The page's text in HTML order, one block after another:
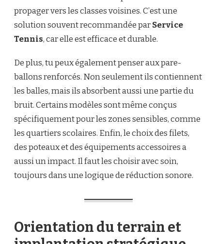
propager vers les classes voisines. C’est une
solution souvent recommandée parService
Tennis, car elle est efficace et durable.
De plus, tu peux également penser aux pare-
ballons renforcés. Non seulement ils contiennent
les balles, mais ils absorbent aussi une partie du
bruit. Certains modèles sont même conçus
spécifiquement pour les zones sensibles, comme
les quartiers scolaires. Enfin, le choix des filets,
des poteaux et des équipements accessoires a
aussi un impact. Il faut les choisir avec soin,
toujours dans une logique de réduction sonore.
Orientation du terrain et